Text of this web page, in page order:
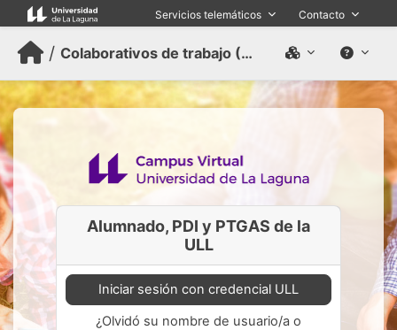
Salta al contenido principalServicios telemáticos Contacto
/ Colaborativos de trabajo (Antiguo)
Alumnado, PDI y PTGAS de la
ULL
Iniciar sesión con credencial ULL
¿Olvidó su nombre de usuario/a o